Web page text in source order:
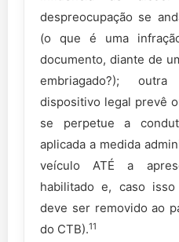
despreocupação se
(o que é uma
documento, diante de
embriagado?);
dispositivo legal prevê
se perpetue a
aplicada a medida
veículo ATÉ a
habilitado e, caso
deve ser removido ao
do CTB).11